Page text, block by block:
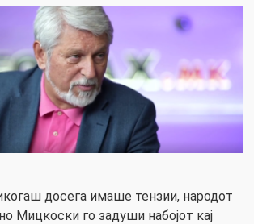
досега имаше тензии, народот
Мицкоски го задуши набојот кај